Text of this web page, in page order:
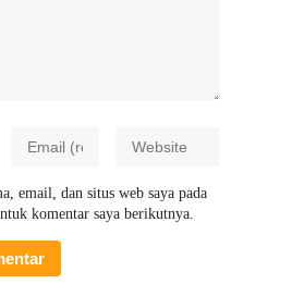
email, dan situs web saya pada
komentar saya berikutnya.